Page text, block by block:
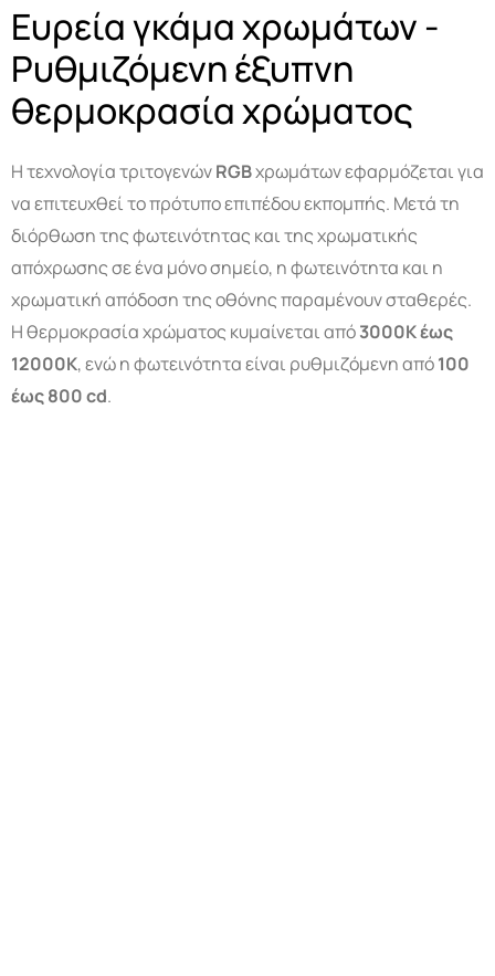
Ευρεία γκάμα χρωμάτων -
Ρυθμιζόμενη έξυπνη
θερμοκρασία χρώματος
Η τεχνολογία τριτογενώνRGBχρωμάτων εφαρμόζεται για
να επιτευχθεί το πρότυπο επιπέδου εκπομπής. Μετά τη
διόρθωση της φωτεινότητας και της χρωματικής
απόχρωσης σε ένα μόνο σημείο, η φωτεινότητα και η
χρωματική απόδοση της οθόνης παραμένουν σταθερές.
Η θερμοκρασία χρώματος κυμαίνεται από3000Kέως
12000K, ενώ η φωτεινότητα είναι ρυθμιζόμενη από100
έως 800cd.